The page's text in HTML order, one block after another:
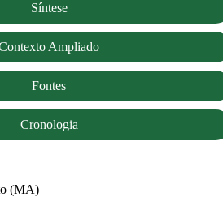
Síntese
Ampliado
Fontes
Cronologia
(MA)